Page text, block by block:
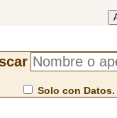
Solo con Datos.